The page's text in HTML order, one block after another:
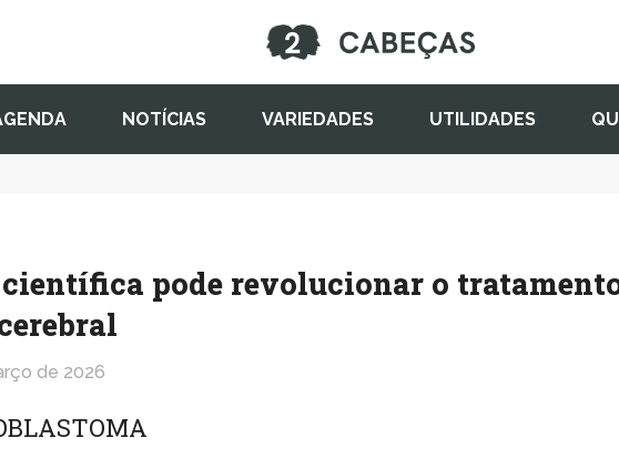
NOTÍCIAS VARIEDADES UTILIDADES
científica pode revolucionar o
de 2026